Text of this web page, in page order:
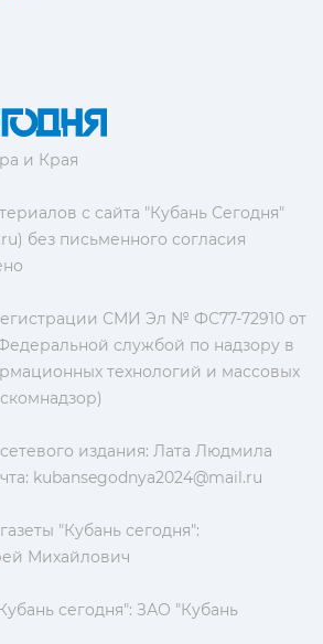
и Края
с сайта "Кубань Сегодня"
без письменного согласия
СМИ Эл № ФС77-72910 от
службой по надзору в
технологий и массовых
издания: Лата Людмила
kubansegodnya2024@mail.ru
"Кубань сегодня":
Михайлович
сегодня": ЗАО "Кубань